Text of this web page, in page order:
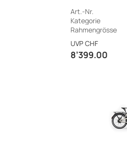
Art.-Nr.
Kategorie
Rahmengrösse
UVP CHF
8’399.00